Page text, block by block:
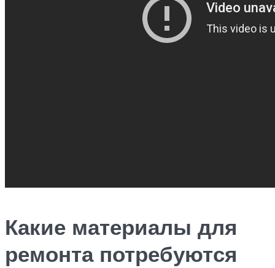
Какие материалы для
ремонта потребуются